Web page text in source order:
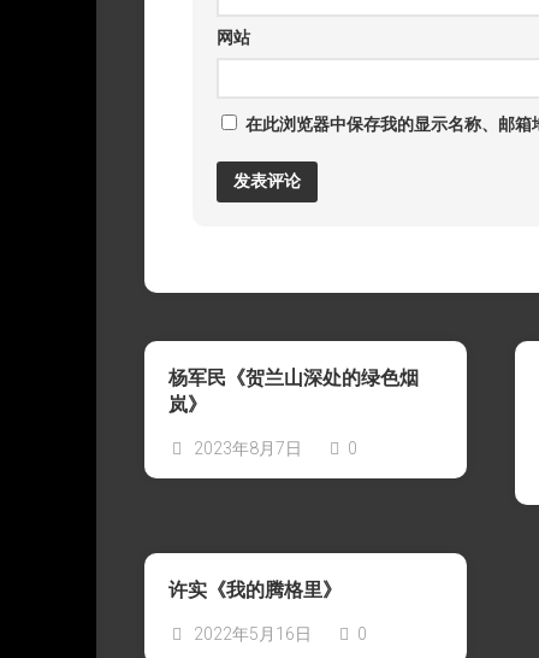
网站
在此浏览器中保存我的显示名称、邮
杨军民《贺兰山深处的绿色烟
岚》
2023年8月7日 0
许实《我的腾格里》
2022年5月16日 0